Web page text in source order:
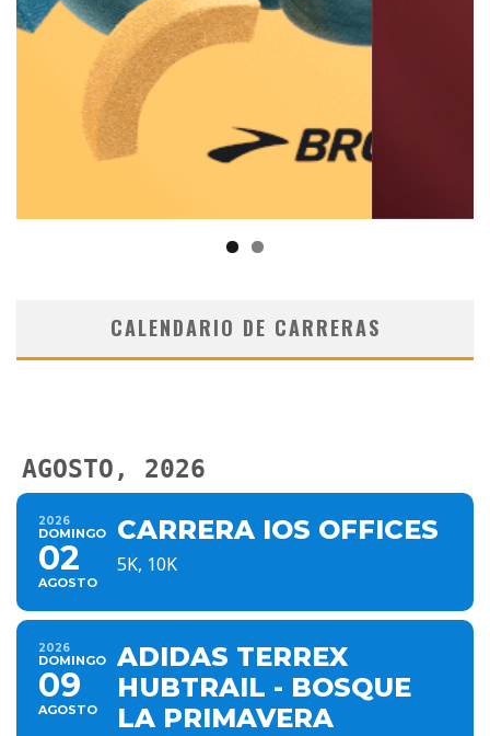
CALENDARIO DE CARRERAS
AGOSTO, 2026
2026
DOMINGO
02
AGOSTO
CARRERA IOS OFFICES
5K, 10K
2026
DOMINGO
09
AGOSTO
ADIDAS TERREX
HUBTRAIL - BOSQUE
LA PRIMAVERA